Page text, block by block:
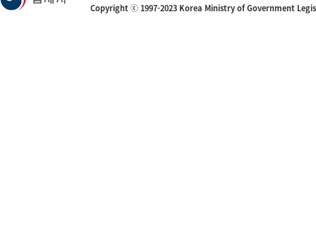
Copyright ⓒ 1997-2023 Korea Ministry of Government